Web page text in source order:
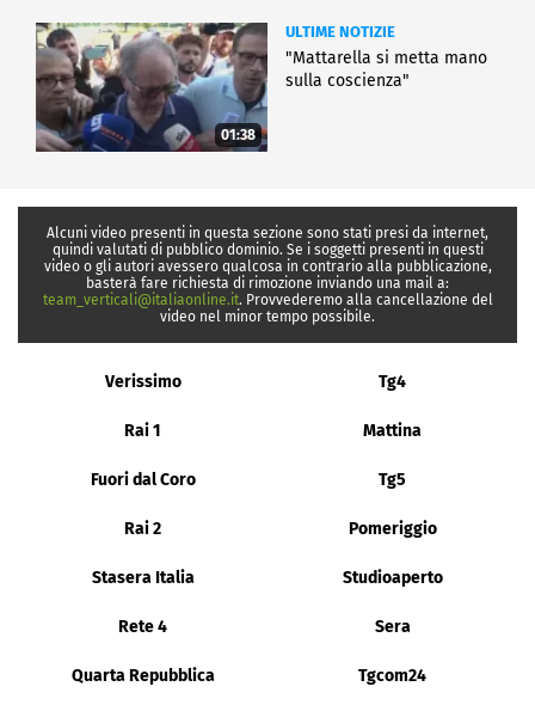
01:38
ULTIME NOTIZIE
"Mattarella si metta mano
sulla coscienza"
Alcuni video presenti in questa sezione sono stati presi da internet,
quindi valutati di pubblico dominio. Se i soggetti presenti in questi
video o gli autori avessero qualcosa in contrario alla pubblicazione,
basterà fare richiesta di rimozione inviando una mail a:
team_verticali@italiaonline.it. Provvederemo alla cancellazione del
video nel minor tempo possibile.
Verissimo Tg4
Rai 1 Mattina
Fuori dal Coro Tg5
Rai 2 Pomeriggio
Stasera Italia Studioaperto
Rete 4 Sera
Quarta Repubblica Tgcom24